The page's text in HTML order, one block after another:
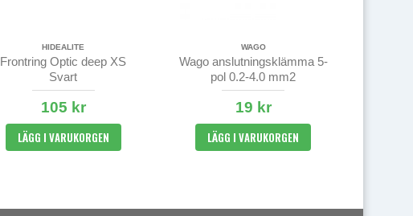
HIDEALITE
Frontring Optic deep XS
Svart
105 kr
LÄGG I VARUKORGEN
WAGO
Wago anslutningsklämma 5-
pol 0.2-4.0 mm2
19 kr
LÄGG I VARUKORGEN